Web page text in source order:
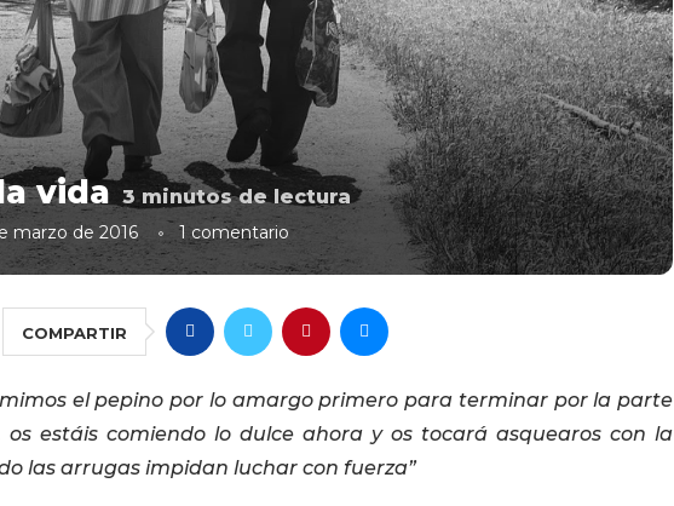
vida 3minutos de lectura
marzo de 2016 1 comentario
COMPARTIR
el pepino por lo amargo primero para terminar por la parte
os estáis comiendo lo dulce ahora y os tocará asquearos con la
las arrugas impidan luchar con fuerza”